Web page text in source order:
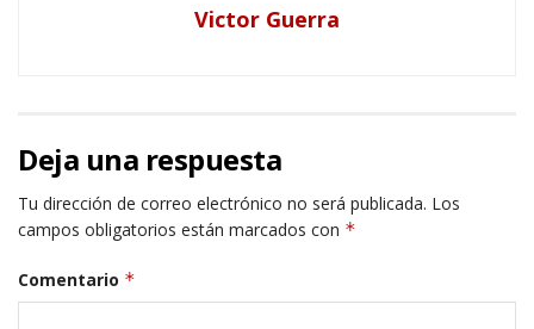
Victor Guerra
Deja una respuesta
Tu dirección de correo electrónico no será publicada. Los
campos obligatorios están marcados con *
Comentario *